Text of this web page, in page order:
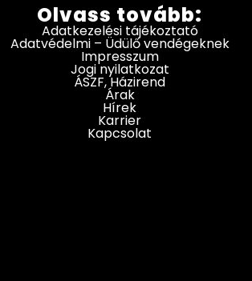
Olvass tovább:
Adatkezelési tájékoztató
Adatvédelmi – Üdülő vendégeknek
Impresszum
Jogi nyilatkozat
ÁSZF, Házirend
Árak
Hírek
Karrier
Kapcsolat